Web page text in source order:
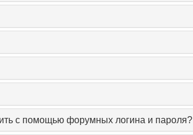
с помощью форумных логина и пароля?